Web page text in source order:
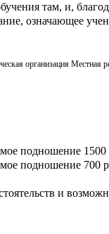
там, и,
означающее
организация
подношение
подношение 700
и